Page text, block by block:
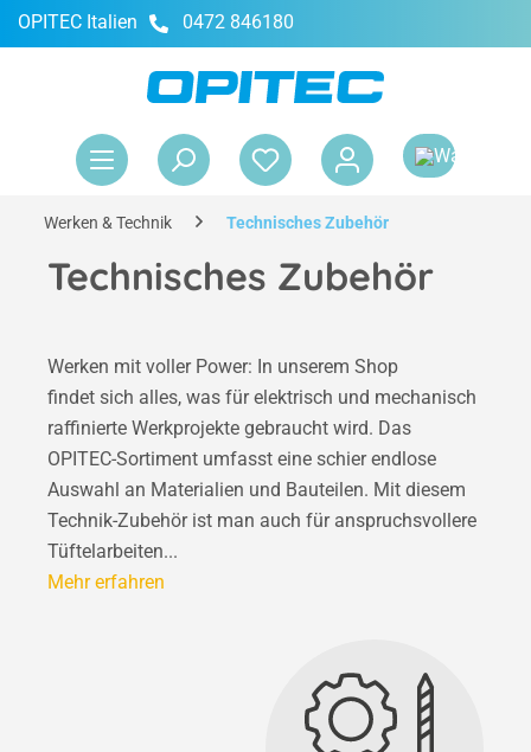
springen
OPITEC Italien 0472 846180
Werken & Technik Technisches Zubehör
Technisches Zubehör
Werken mit voller Power: In unserem Shop
findet sich alles, was für elektrisch und mechanisch
raffinierte Werkprojekte gebraucht wird. Das
OPITEC-Sortiment umfasst eine schier endlose
Auswahl an Materialien und Bauteilen. Mit diesem
Technik-Zubehör ist man auch für anspruchsvollere
Tüftelarbeiten...
Mehr erfahren